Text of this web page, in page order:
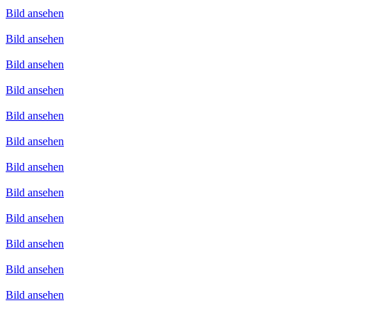
Bild ansehen
Bild ansehen
Bild ansehen
Bild ansehen
Bild ansehen
Bild ansehen
Bild ansehen
Bild ansehen
Bild ansehen
Bild ansehen
Bild ansehen
Bild ansehen